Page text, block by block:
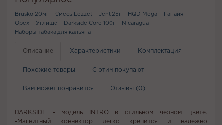
Brusko 20мг Смесь Lezzet Jent 25г HQD Mega
Папайя
Орех
Углище Darkside Core 100г
Nicaragua
Наборы табака для кальяна
Описание Характеристики Комплектация
Похожие товары С этим покупают
Вам может понравится Отзывы (0)
DARKSIDE - модель INTRO в стильном черном цвете.
-Магнитный коннектор легко крепится и надежно